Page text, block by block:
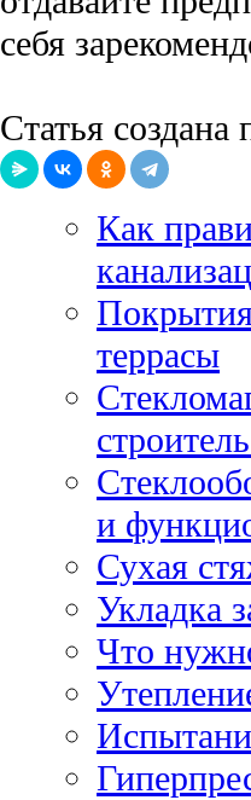
себя
Статья
Как
террасы
и
Сухая
Укладка
Что